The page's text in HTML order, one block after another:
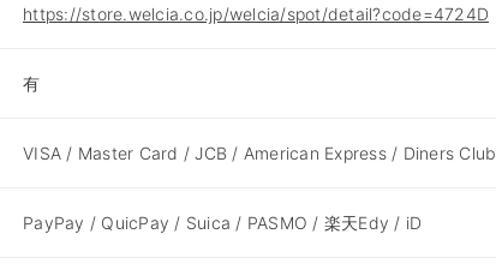
https://store.welcia.co.jp/welcia/spot/detail?code=4724D
有
VISA / Master Card / JCB / American Express / Diners Club
PayPay / QuicPay / Suica / PASMO / 楽天Edy / iD